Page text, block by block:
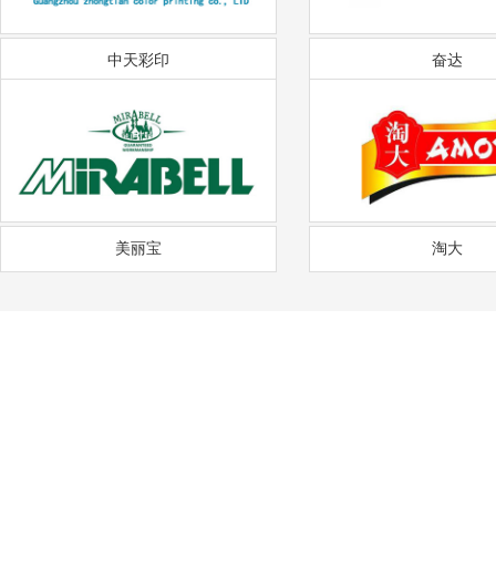
中天彩印 奋达
美丽宝 淘大